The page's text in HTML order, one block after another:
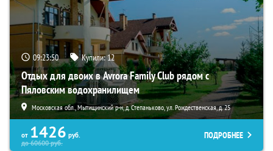
09:23:48 Купили:12
Отдых для двоих в Avrora Family Club рядом с
Пяловским водохранилищем
Московская обл., Мытищинский р-н, д. Степаньково, ул. Рождественская, д. 25
от 1426 руб.
до60600руб.
ПОДРОБНЕЕ